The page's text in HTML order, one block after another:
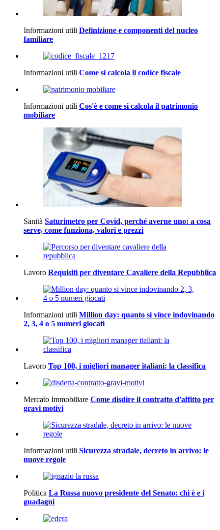
Informazioni utili Definizione e componenti del nucleo
familiare
Informazioni utili Come si calcola il codice fiscale
Informazioni utili Cos'è e come si calcola il patrimonio
mobiliare
Sanità Saturimetro per Covid, perché averne uno: a cosa
serve, come funziona, valori e prezzi
Lavoro Requisiti per diventare Cavaliere della Repubblica
Informazioni utili Million day: quanto si vince indovinando
2, 3, 4 o 5 numeri giocati
Lavoro Top 100, i migliori manager italiani: la classifica
Mercato Immobiliare Come disdire il contratto d'affitto per
gravi motivi
Informazioni utili Sicurezza stradale, decreto in arrivo: le
nuove regole
Politica La Russa nuovo presidente del Senato: chi è e i
guadagni